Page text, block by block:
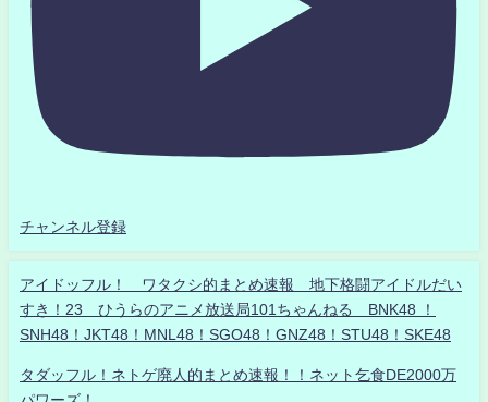
チャンネル登録
アイドッフル！ ワタクシ的まとめ速報 地下格闘アイドルだい
すき！23 ひうらのアニメ放送局101ちゃんねる BNK48 ！
SNH48！JKT48！MNL48！SGO48！GNZ48！STU48！SKE48
タダッフル！ネトゲ廃人的まとめ速報！！ネット乞食DE2000万